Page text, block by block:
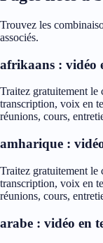
Trouvez les
associés.
afrikaans : vidéo
Traitez gratuitement le
transcription, voix en
réunions, cours,
amharique :
Traitez gratuitement le
transcription, voix en
réunions, cours,
arabe : vidéo en